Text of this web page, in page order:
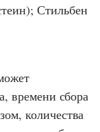
Стильбен
времени сбора
количества